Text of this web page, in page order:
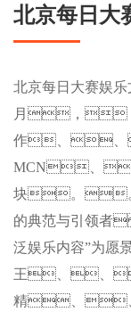
北京每日大
北京每日大赛娱乐
月，，
作、、
MCN、
块。
的典范与引领
泛娱乐内容”为
王、、
精、、